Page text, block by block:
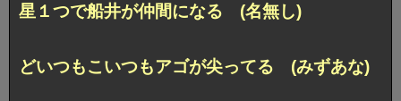
星１つで船井が仲間になる (名無し)
どいつもこいつもアゴが尖ってる (みずあな)